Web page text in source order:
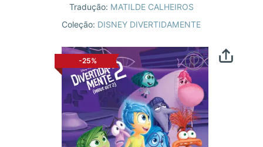
Tradução: MATILDE CALHEIROS
Coleção: DISNEY DIVERTIDAMENTE
-25%